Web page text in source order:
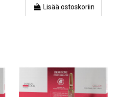
Lisää ostoskoriin